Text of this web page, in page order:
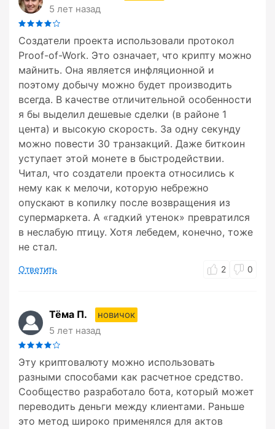
5 лет назад
Создатели проекта использовали протокол
Proof-of-Work. Это означает, что крипту можно
майнить. Она является инфляционной и
поэтому добычу можно будет производить
всегда. В качестве отличительной особенности
я бы выделил дешевые сделки (в районе 1
цента) и высокую скорость. За одну секунду
можно повести 30 транзакций. Даже биткоин
уступает этой монете в быстродействии.
Читал, что создатели проекта относились к
нему как к мелочи, которую небрежно
опускают в копилку после возвращения из
супермаркета. А «гадкий утенок» превратился
в неслабую птицу. Хотя лебедем, конечно, тоже
не стал.
Ответить 2 0
Тёма П.
новичок
5 лет назад
Эту криптовалюту можно использовать
разными способами как расчетное средство.
Сообщество разработало бота, который может
переводить деньги между клиентами. Раньше
это метод широко применялся для актов